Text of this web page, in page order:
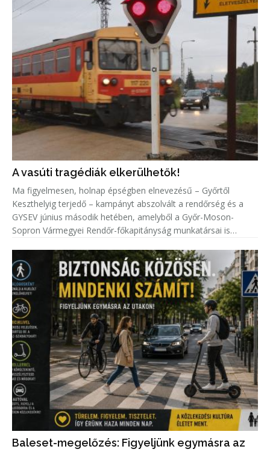
A vasúti tragédiák elkerülhetők!
Ma figyelmesen, holnap épségben elnevezésű – Győrtől
Keszthelyig terjedő – kampányt abszolvált a rendőrség és a
GYSEV június második hetében, amelyből a Győr-Moson-
Sopron Vármegyei Rendőr-főkapitányság munkatársai is
Baleset-megelőzés: Figyeljünk egymásra az